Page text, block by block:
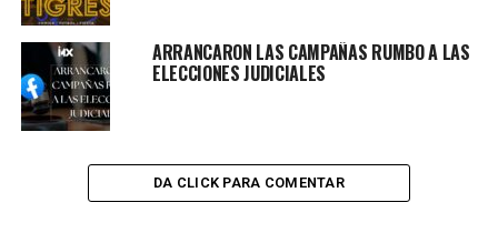
ARRANCARON LAS CAMPAÑAS RUMBO A LAS
ELECCIONES JUDICIALES
DA CLICK PARA COMENTAR